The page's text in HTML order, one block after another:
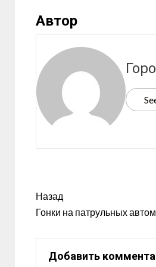
Автор
Назад
Гонки на патрульных
Добавить